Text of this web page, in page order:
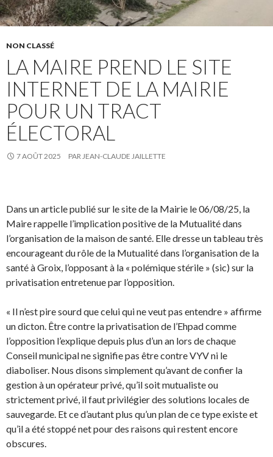
NON CLASSÉ
LA MAIRE PREND LE SITE
INTERNET DE LA MAIRIE
POUR UN TRACT
ÉLECTORAL
7 AOÛT 2025 PARJEAN-CLAUDE JAILLETTE
Dans un article publié sur le site de la Mairie le 06/08/25, la
Maire rappelle l’implication positive de la Mutualité dans
l’organisation de la maison de santé. Elle dresse un tableau très
encourageant du rôle de la Mutualité dans l’organisation de la
santé à Groix, l’opposant à la « polémique stérile » (sic) sur la
privatisation entretenue par l’opposition.
« Il n’est pire sourd que celui qui ne veut pas entendre » affirme
un dicton. Être contre la privatisation de l’Ehpad comme
l’opposition l’explique depuis plus d’un an lors de chaque
Conseil municipal ne signifie pas être contre VYV ni le
diaboliser. Nous disons simplement qu’avant de confier la
gestion à un opérateur privé, qu’il soit mutualiste ou
strictement privé, il faut privilégier des solutions locales de
sauvegarde. Et ce d’autant plus qu’un plan de ce type existe et
qu’il a été stoppé net pour des raisons qui restent encore
obscures.